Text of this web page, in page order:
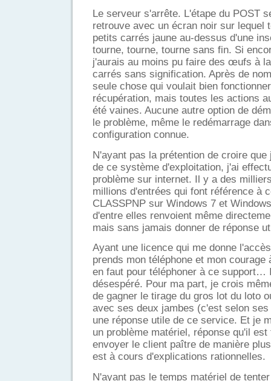
Le serveur s'arrête. L'étape du POST
retrouve avec un écran noir sur lequel
petits carrés jaune au-dessus d'une
tourne, tourne, tourne sans fin. Si
j'aurais au moins pu faire des œufs à
carrés sans signification. Après de
seule chose qui voulait bien
récupération, mais toutes les actions
été vaines. Aucune autre option de
le problème, même le redémarrage
configuration connue.
N'ayant pas la prétention de croire
de ce système d'exploitation, j'ai
problème sur internet. Il y a des
millions d'entrées qui font référence à
CLASSPNP sur Windows 7 et
d'entre elles renvoient même
mais sans jamais donner de réponse
Ayant une licence qui me donne
prends mon téléphone et mon
en faut pour téléphoner à ce support…
désespéré. Pour ma part, je crois
de gagner le tirage du gros lot du loto
avec ses deux jambes (c'est selon
une réponse utile de ce service. Et je
un problème matériel, réponse qu'il
envoyer le client paître de manière
est à cours d'explications rationnelles.
N'ayant pas le temps matériel de